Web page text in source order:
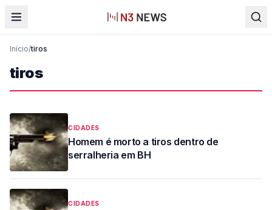
Início/tiros
tiros
CIDADES
Homem é morto a tiros dentro de
serralheria em BH
CIDADES